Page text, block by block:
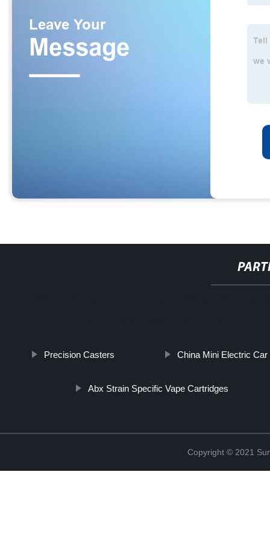
Precision Casters China Mini Electric Car
Abx Strain Specific Vape Cartridges
Copyright © 2021